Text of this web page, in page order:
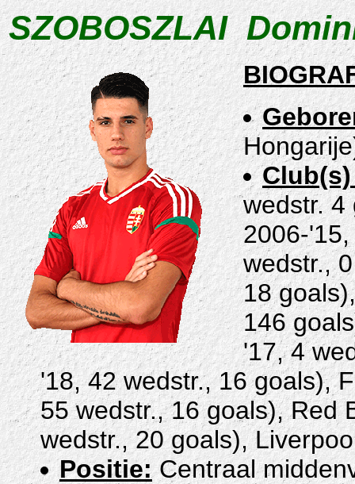
SZOBOSZLAI
wedstr. 4
2006-
wedstr.,
18
146
'17, 4
'18, 42 wedstr., 16 goals),
55 wedstr., 16 goals), Red
wedstr., 20 goals),
Positie:Centraal